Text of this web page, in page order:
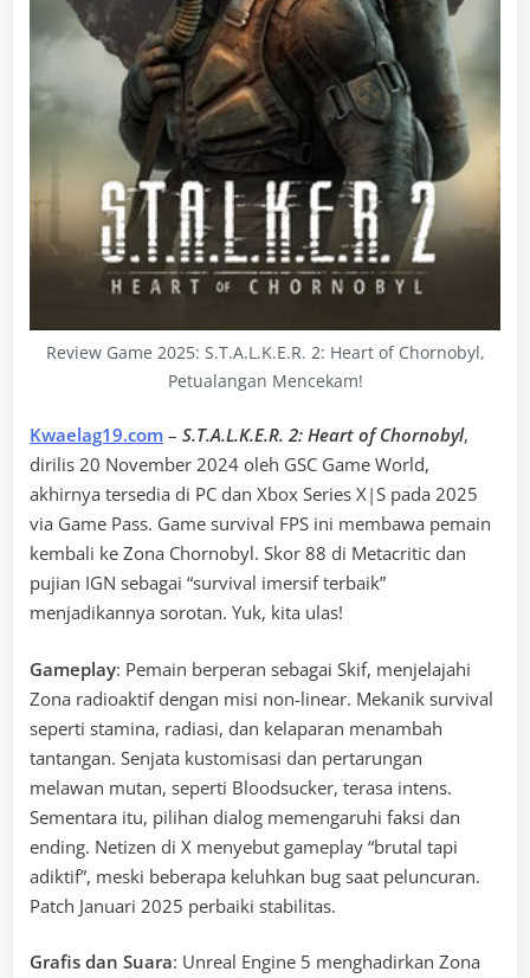
Review Game 2025: S.T.A.L.K.E.R. 2: Heart of Chornobyl,
Petualangan Mencekam!
Kwaelag19.com – S.T.A.L.K.E.R. 2: Heart of Chornobyl,
dirilis 20 November 2024 oleh GSC Game World,
akhirnya tersedia di PC dan Xbox Series X|S pada 2025
via Game Pass. Game survival FPS ini membawa pemain
kembali ke Zona Chornobyl. Skor 88 di Metacritic dan
pujian IGN sebagai “survival imersif terbaik”
menjadikannya sorotan. Yuk, kita ulas!
Gameplay: Pemain berperan sebagai Skif, menjelajahi
Zona radioaktif dengan misi non-linear. Mekanik survival
seperti stamina, radiasi, dan kelaparan menambah
tantangan. Senjata kustomisasi dan pertarungan
melawan mutan, seperti Bloodsucker, terasa intens.
Sementara itu, pilihan dialog memengaruhi faksi dan
ending. Netizen di X menyebut gameplay “brutal tapi
adiktif”, meski beberapa keluhkan bug saat peluncuran.
Patch Januari 2025 perbaiki stabilitas.
Grafis dan Suara: Unreal Engine 5 menghadirkan Zona